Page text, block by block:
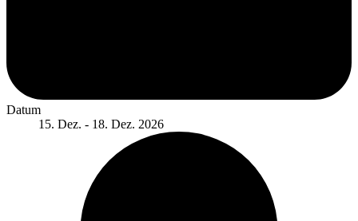
Datum
15. Dez. - 18. Dez. 2026